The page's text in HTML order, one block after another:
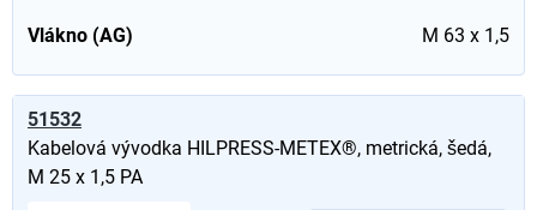
Vlákno (AG) M 63 x 1,5
51532
Kabelová vývodka HILPRESS-METEX®, metrická, šedá,
M 25 x 1,5 PA